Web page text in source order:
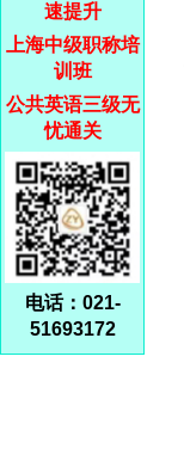
速提升
上海中级职称培
训班
公共英语三级无
忧通关
电话：021-
51693172